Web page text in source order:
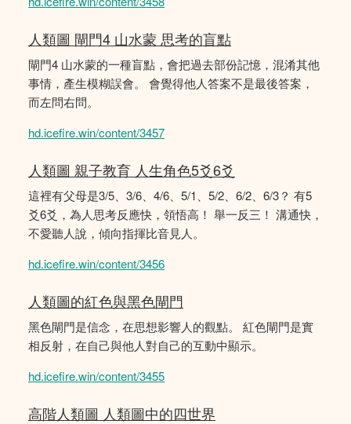
人類圖 閘門4 山水蒙 思考的盲點
閘門4 山水蒙的一種盲點，會把過去部份記憶，混淆其他
事情，產生模糊誤會。 會覺得他人答案不是最後答案，
而左問右問。
hd.icefire.win/content/3457
人類圖 親子教育 人生角色5爻6爻
這裡有父母是3/5、3/6、4/6、5/1、5/2、6/2、6/3？ 有5
爻6爻，為人思考反應快，領悟高！ 舉一反三！ 溝通快，
不愛聽人說，傾向指揮比音見人。
hd.icefire.win/content/3456
人類圖的紅色與黑色閘門
黑色閘門是信念，在思想影響人的觀點。 紅色閘門是實
相反射，在自己與他人對自己的互動中顯示。
hd.icefire.win/content/3455
高階人類圖 人類圖中的四世界